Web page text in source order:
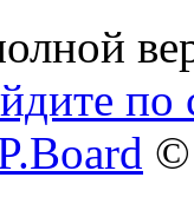
по
©